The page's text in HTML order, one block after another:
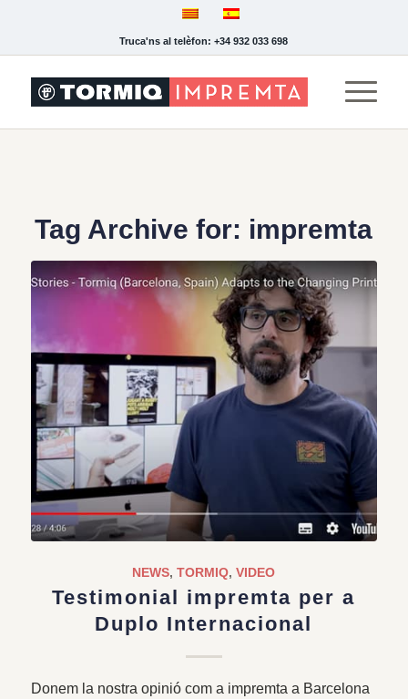
Truca'ns al telèfon: +34 932 033 698
Tag Archive for: impremta
NEWS,TORMIQ,VIDEO
Testimonial impremta per a
Duplo Internacional
Donem la nostra opinió com a impremta a Barcelona